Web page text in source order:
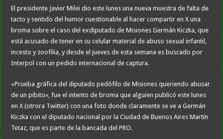
El presidente Javier Milei dio este lunes una nueva muestra de falta de
tacto y sentido del humor cuestionable al hacer compartir en X una
broma sobre el caso del exdiputado de Misiones Germán Kiczka, que
está acusado de tener en su celular material de abuso sexual infantil,
incesto y zoofilia, y desde el jueves de esta semana es buscado por
Interpol con un pedido internacional de captura.
«Prueba gráfica del diputado pedófilo de Misiones queriendo abusar
de un pibito», fue el intento de broma que alguien publicó este lunes
en X (otrora Twitter) con una foto donde claramente se ve a Germán
Kiczka con el diputado nacional por la Ciudad de Buenos Aires Martín
Tetaz, que es parte de la bancada del PRO.